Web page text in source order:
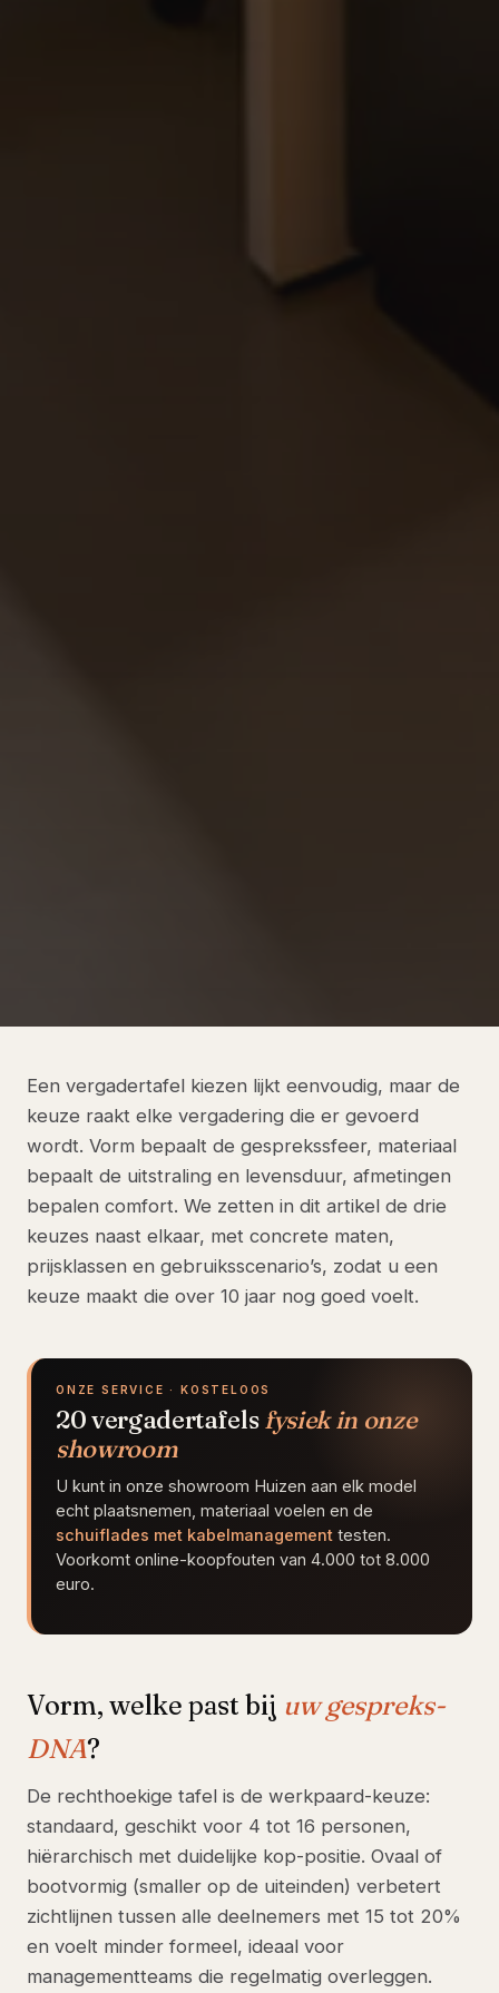
Een vergadertafel kiezen lijkt eenvoudig, maar de
keuze raakt elke vergadering die er gevoerd
wordt. Vorm bepaalt de gesprekssfeer, materiaal
bepaalt de uitstraling en levensduur, afmetingen
bepalen comfort. We zetten in dit artikel de drie
keuzes naast elkaar, met concrete maten,
prijsklassen en gebruiksscenario’s, zodat u een
keuze maakt die over 10 jaar nog goed voelt.
ONZE SERVICE · KOSTELOOS
20 vergadertafels fysiek in onze
showroom
U kunt in onze showroom Huizen aan elk model
echt plaatsnemen, materiaal voelen en de
schuiflades met kabelmanagement testen.
Voorkomt online-koopfouten van 4.000 tot 8.000
euro.
Vorm, welke past bij uw gespreks-
DNA?
De rechthoekige tafel is de werkpaard-keuze:
standaard, geschikt voor 4 tot 16 personen,
hiërarchisch met duidelijke kop-positie. Ovaal of
bootvormig (smaller op de uiteinden) verbetert
zichtlijnen tussen alle deelnemers met 15 tot 20%
en voelt minder formeel, ideaal voor
managementteams die regelmatig overleggen.